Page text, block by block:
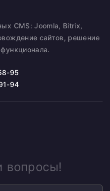
CMS: Joomla, Bitrix,
сайтов, решение
95
94
вопросы!